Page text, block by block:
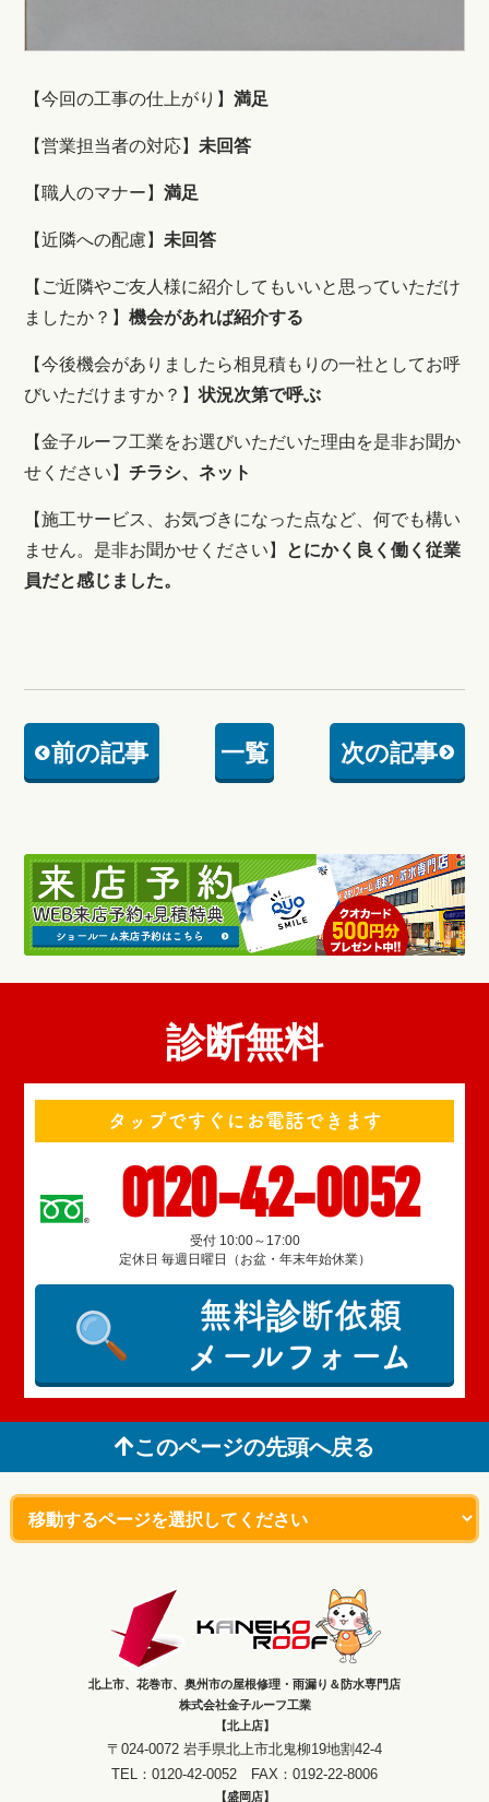
【今回の工事の仕上がり】満足
【営業担当者の対応】未回答
【職人のマナー】満足
【近隣への配慮】未回答
【ご近隣やご友人様に紹介してもいいと思っていただけ
ましたか？】機会があれば紹介する
【今後機会がありましたら相見積もりの一社としてお呼
びいただけますか？】状況次第で呼ぶ
【金子ルーフ工業をお選びいただいた理由を是非お聞か
せください 】チラシ、ネット
【施工サービス、お気づきになった点など、何でも構い
ません。是非お聞かせください 】 とにかく良く働く従業
員だと感じました。
前の記事 一覧 次の記事
診断無料
タップですぐにお電話できます
0120-42-0052
受付 10:00～17:00
定休日 毎週日曜日（お盆・年末年始休業）
無料診断依頼
メールフォーム
このページの先頭へ戻る
北上市、花巻市、奥州市の屋根修理・雨漏り＆防水専門店
株式会社金子ルーフ工業
【北上店】
〒024-0072 岩手県北上市北鬼柳19地割42-4
TEL：0120-42-0052 FAX：0192-22-8006
【盛岡店】